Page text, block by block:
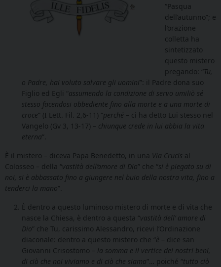
“Pasqua
dell’autunno”; e
l’orazione
colletta ha
sintetizzato
questo mistero
pregando: “Tu,
o Padre, hai voluto salvare gli uomini”: il Padre dona suo
Figlio ed Egli “assumendo la condizione di servo umiliò sé
stesso facendosi obbediente fino alla morte e a una morte di
croce” (I Lett. Fil. 2,6-11) “perché – ci ha detto Lui stesso nel
Vangelo (Gv 3, 13-17) – chiunque crede in lui abbia la vita
eterna”.
È il mistero – diceva Papa Benedetto, in una Via Crucis al
Colosseo – della “vastità dell’amore di Dio” che “si è piegato su di
noi, si è abbassato fino a giungere nel buio della nostra vita, fino a
tenderci la mano”.
È dentro a questo luminoso mistero di morte e di vita che
nasce la Chiesa, è dentro a questa “vastità dell’ amore di
Dio” che Tu, carissimo Alessandro, ricevi l’Ordinazione
diaconale: dentro a questo mistero che “è – dice san
Giovanni Crisostomo – la somma e il vertice dei nostri beni,
di ciò che noi viviamo e di ciò che siamo”… poiché “tutto ciò